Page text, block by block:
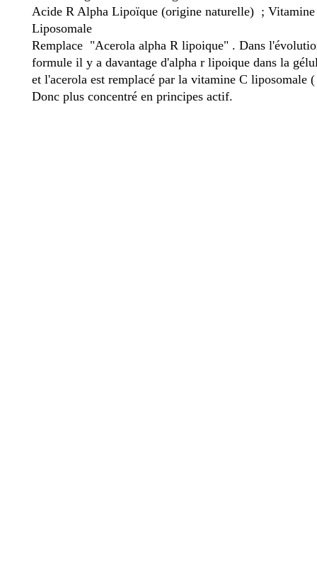
Acide R Alpha Lipoïque (origine naturelle) ;
Liposomale
Remplace "Acerola alpha R lipoique" . Dans
formule il y a davantage d'alpha r lipoique dans la
et l'acerola est remplacé par la vitamine C liposomale
Donc plus concentré en principes actif.